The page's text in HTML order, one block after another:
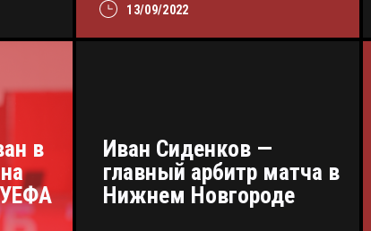
13/09/2022
в
Иван Сиденков —
главный арбитр матча в
Нижнем Новгороде